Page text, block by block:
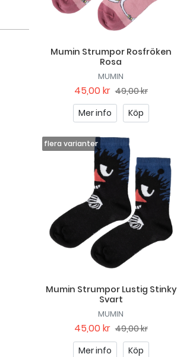
Mumin Strumpor Rosfröken
Rosa
MUMIN
45,00 kr 49,00 kr
Mer info
Köp
Mumin Strumpor Lustig Stinky
Svart
MUMIN
45,00 kr 49,00 kr
Mer info
Köp